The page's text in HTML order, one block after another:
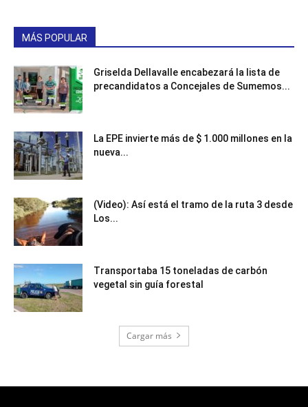
MÁS POPULAR
Griselda Dellavalle encabezará la lista de
precandidatos a Concejales de Sumemos...
La EPE invierte más de $ 1.000 millones en la
nueva...
(Video): Así está el tramo de la ruta 3 desde
Los...
Transportaba 15 toneladas de carbón
vegetal sin guía forestal
Cargar más